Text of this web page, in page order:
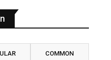
COMMON